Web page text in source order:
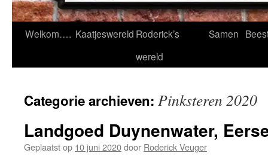
Welkom…. Kaatjeswereld Roderick’s
wereld
Samen
Categorie archieven: Pinksteren 2020
Landgoed Duynenwater,
Geplaatst op 10 juni 2020door Roderick Veuger